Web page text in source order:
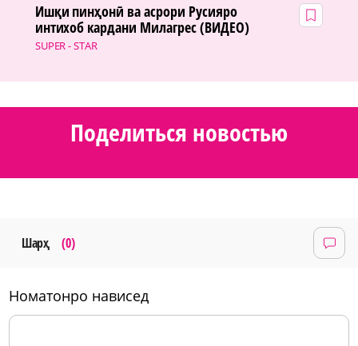
SUPER - STAR
Ишқи пинҳонӣ ва асрори Русияро
интихоб кардани Милагрес (ВИДЕО)
Поделиться новостью
Шарҳ (0)
номатонро нависед